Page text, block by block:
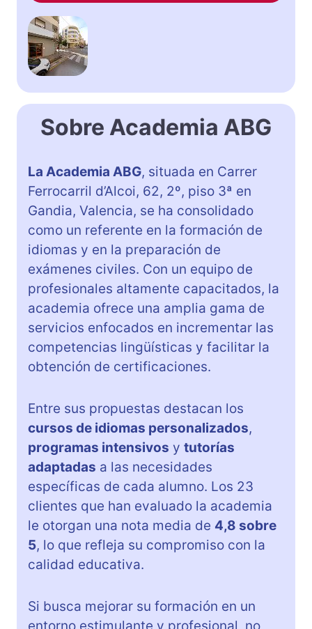
Sobre Academia ABG
La Academia ABG, situada en Carrer
Ferrocarril d’Alcoi, 62, 2º, piso 3ª en
Gandia, Valencia, se ha consolidado
como un referente en la formación de
idiomas y en la preparación de
exámenes civiles. Con un equipo de
profesionales altamente capacitados, la
academia ofrece una amplia gama de
servicios enfocados en incrementar las
competencias lingüísticas y facilitar la
obtención de certificaciones.
Entre sus propuestas destacan los
cursos de idiomas personalizados,
programas intensivos y tutorías
adaptadas a las necesidades
específicas de cada alumno. Los 23
clientes que han evaluado la academia
le otorgan una nota media de 4,8 sobre
5, lo que refleja su compromiso con la
calidad educativa.
Si busca mejorar su formación en un
entorno estimulante y profesional, no